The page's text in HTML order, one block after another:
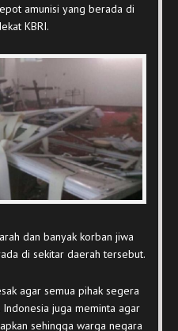
amunisi yang berada di
KBRI.
dan banyak korban jiwa
di sekitar daerah tersebut.
agar semua pihak segera
Indonesia juga meminta agar
sehingga warga negara